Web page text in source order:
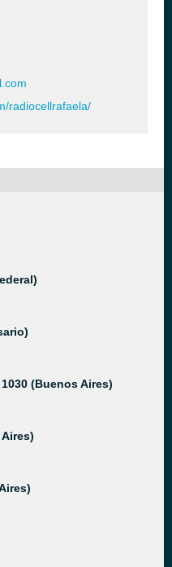
radiocellrafaela/
(Buenos Aires)